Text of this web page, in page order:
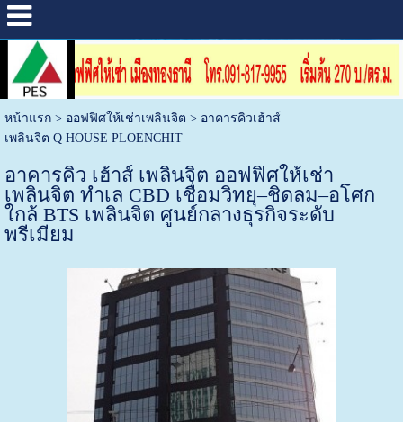
หน้าแรก> ออฟฟิศให้เช่าเพลินจิต > อาคารคิวเฮ้าส์
เพลินจิต Q HOUSE PLOENCHIT
อาคารคิว เฮ้าส์ เพลินจิต ออฟฟิศให้เช่า
เพลินจิต ทำเล CBD เชื่อมวิทยุ–ชิดลม–อโศก
ใกล้ BTS เพลินจิต ศูนย์กลางธุรกิจระดับ
พรีเมียม